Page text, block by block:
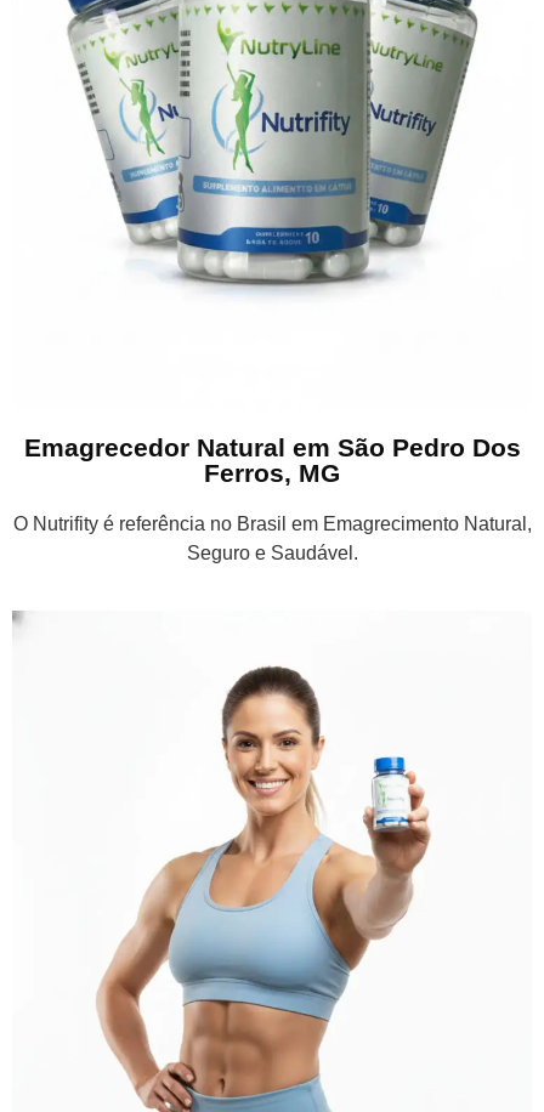
Emagrecedor Natural em São Pedro Dos
Ferros, MG
O Nutrifity é referência no Brasil em Emagrecimento Natural,
Seguro e Saudável.